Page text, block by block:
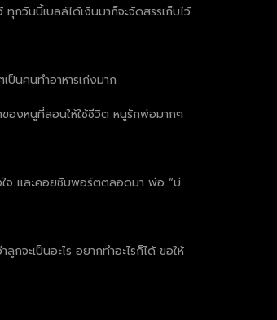
กวันนี้เบลล์ได้เงินมาก็จะจัดสรรเก็บไว้
นคนทำอาหารเก่งมาก
องหนูที่สอนให้ใช้ชีวิต หนูรักพ่อมากๆ
จ และคอยซับพอร์ตตลอดมา พ่อ “บ่
ะเป็นอะไร อยากทำอะไรก็ได้ ขอให้